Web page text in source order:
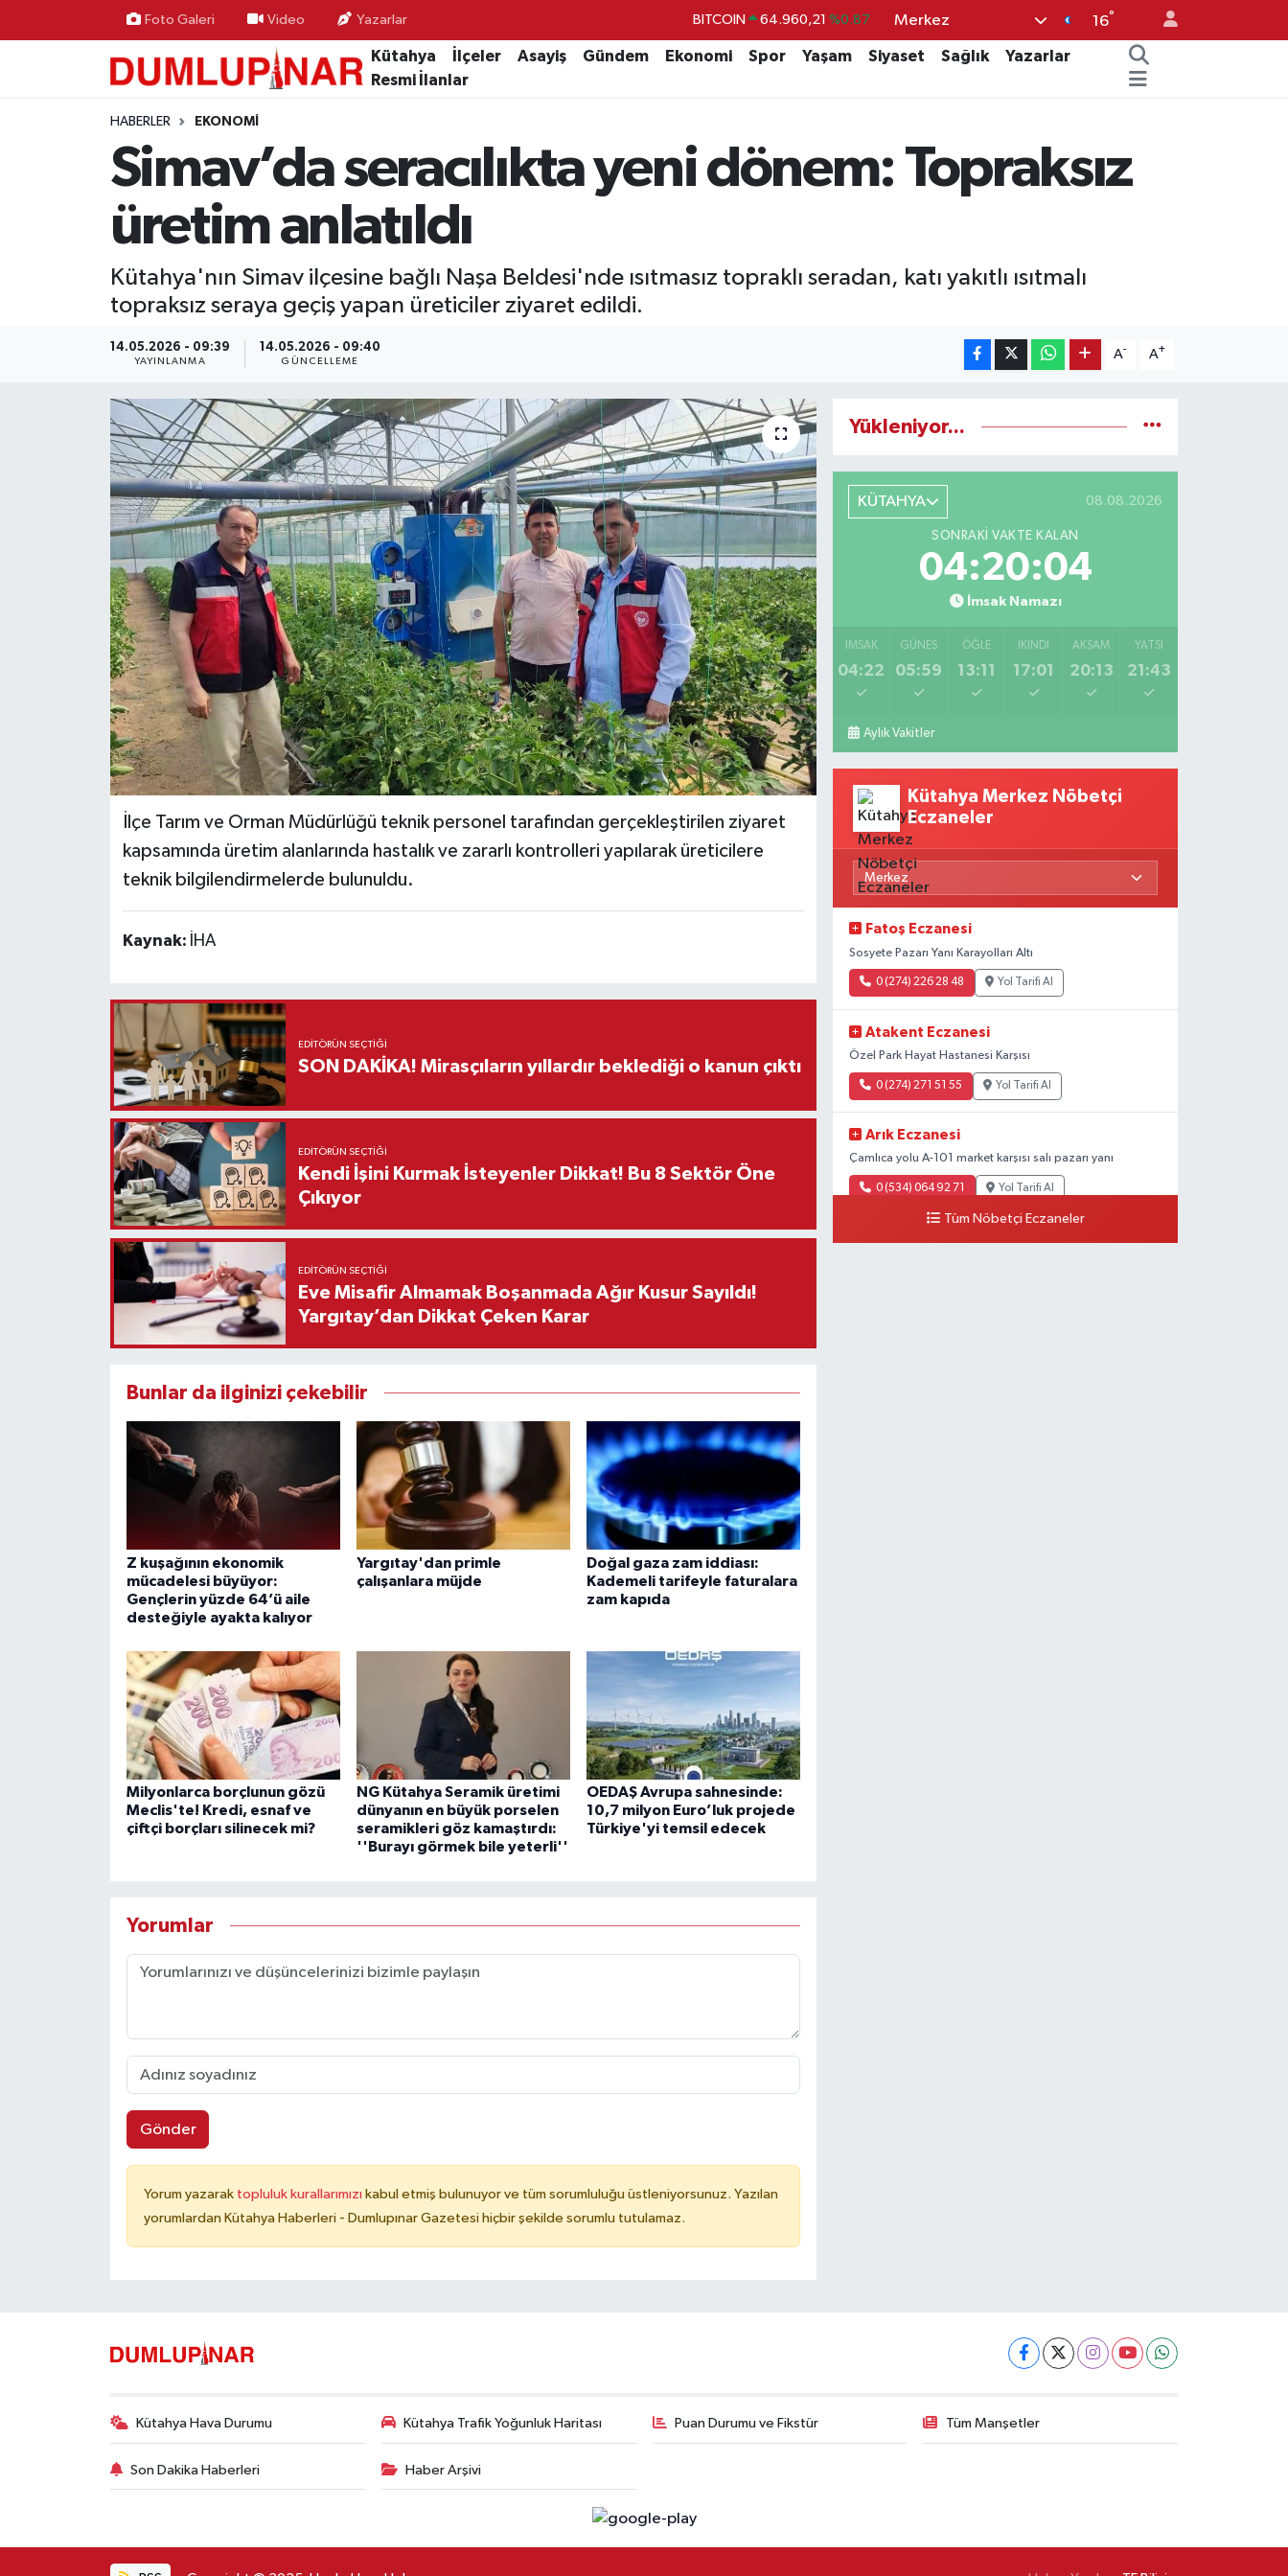
Foto Galeri Video Yazarlar BITCOIN 64.960,21 %0.87
DOLAR 47,7436 %0.18
GRAM ALTIN 6648.99 %2.59
Merkez 16°
Kütahya İlçeler Asayiş Gündem Ekonomi Spor Yaşam Siyaset Sağlık
Yazarlar
Resmi İlanlar
HABERLER EKONOMI
Simav’da seracılıkta yeni dönem: Topraksız
üretim anlatıldı
Kütahya'nın Simav ilçesine bağlı Naşa Beldesi'nde ısıtmasız topraklı seradan, katı yakıtlı ısıtmalı
topraksız seraya geçiş yapan üreticiler ziyaret edildi.
14.05.2026 - 09:39
YAYINLANMA
14.05.2026 - 09:40
GÜNCELLEME
A- A+
İlçe Tarım ve Orman Müdürlüğü teknik personel tarafından gerçekleştirilen ziyaret
kapsamında üretim alanlarında hastalık ve zararlı kontrolleri yapılarak üreticilere
teknik bilgilendirmelerde bulunuldu.
Kaynak: İHA
EDITÖRÜN SEÇTIĞI
SON DAKİKA! Mirasçıların yıllardır beklediği o kanun çıktı
EDITÖRÜN SEÇTIĞI
Kendi İşini Kurmak İsteyenler Dikkat! Bu 8 Sektör Öne
Çıkıyor
EDITÖRÜN SEÇTIĞI
Eve Misafir Almamak Boşanmada Ağır Kusur Sayıldı!
Yargıtay’dan Dikkat Çeken Karar
Bunlar da ilginizi çekebilir
Z kuşağının ekonomik
mücadelesi büyüyor:
Gençlerin yüzde 64’ü aile
desteğiyle ayakta kalıyor
Yargıtay'dan primle
çalışanlara müjde
Doğal gaza zam iddiası:
Kademeli tarifeyle faturalara
zam kapıda
Milyonlarca borçlunun gözü
Meclis'te! Kredi, esnaf ve
çiftçi borçları silinecek mi?
NG Kütahya Seramik üretimi
dünyanın en büyük porselen
seramikleri göz kamaştırdı:
''Burayı görmek bile yeterli''
OEDAŞ Avrupa sahnesinde:
10,7 milyon Euro’luk projede
Türkiye'yi temsil edecek
Yorumlar
Gönder
Yorum yazarak topluluk kurallarımızı kabul etmiş bulunuyor ve tüm sorumluluğu üstleniyorsunuz. Yazılan
yorumlardan Kütahya Haberleri - Dumlupınar Gazetesi hiçbir şekilde sorumlu tutulamaz.
Yükleniyor...
KÜTAHYA 08.08.2026
SONRAKI VAKTE KALAN
04:20:03
İmsak Namazı
İMSAK
04:22
GÜNEŞ
05:59
ÖĞLE
13:11
İKINDI
17:01
AKŞAM
20:13
YATSI
21:43
Aylık Vakitler
Kütahya Merkez Nöbetçi
Eczaneler
Fatoş Eczanesi
Sosyete Pazarı Yanı Karayolları Altı
0 (274) 226 28 48 Yol Tarifi Al
Atakent Eczanesi
Özel Park Hayat Hastanesi Karşısı
0 (274) 271 51 55 Yol Tarifi Al
Arık Eczanesi
Çamlıca yolu A-101 market karşısı salı pazarı yanı
0 (534) 064 92 71 Yol Tarifi Al
Tüm Nöbetçi Eczaneler
Kütahya Hava Durumu Kütahya Trafik Yoğunluk Haritası Puan Durumu ve Fikstür Tüm Manşetler
Son Dakika Haberleri Haber Arşivi
Ekonomi
Gündem
Haber İlanlar
Kültür-Sanat
Magazin
Resmi İlanlar
Seri İlan
Vefat Haberleri
Kütahya Hava Durumu
Kütahya Trafik Yoğunluk Haritası
Süper Lig Puan Durumu ve Fikstür
Tüm Manşetler
Son Dakika Haberleri
Haber Arşivi